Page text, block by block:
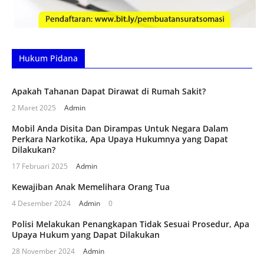
Hukum Pidana
Apakah Tahanan Dapat Dirawat di Rumah Sakit?
2 Maret 2025 Admin
Mobil Anda Disita Dan Dirampas Untuk Negara Dalam
Perkara Narkotika, Apa Upaya Hukumnya yang Dapat
Dilakukan?
17 Februari 2025 Admin
Kewajiban Anak Memelihara Orang Tua
4 Desember 2024 Admin 0
Polisi Melakukan Penangkapan Tidak Sesuai Prosedur, Apa
Upaya Hukum yang Dapat Dilakukan
28 November 2024 Admin